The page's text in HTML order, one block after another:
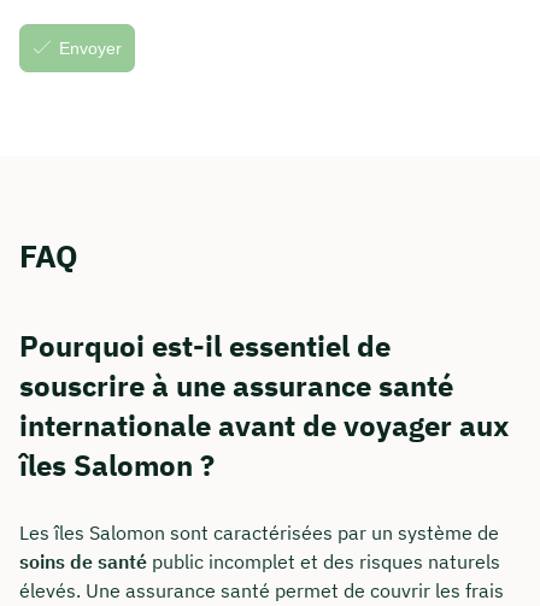
FAQ
Pourquoi est-il essentiel de
souscrire à une assurance santé
internationale avant de voyager aux
îles Salomon ?
Les îles Salomon sont caractérisées par un système de
soins de santé public incomplet et des risques naturels
élevés. Une assurance santé permet de couvrir les frais